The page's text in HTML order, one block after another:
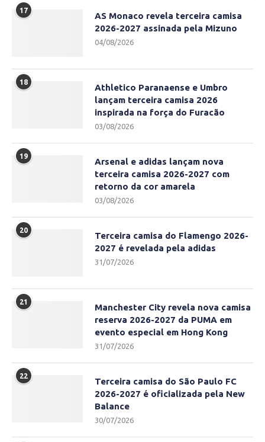
17
AS Monaco revela terceira camisa
2026-2027 assinada pela Mizuno
04/08/2026
18
Athletico Paranaense e Umbro
lançam terceira camisa 2026
inspirada na força do Furacão
03/08/2026
19
Arsenal e adidas lançam nova
terceira camisa 2026-2027 com
retorno da cor amarela
03/08/2026
20
Terceira camisa do Flamengo 2026-
2027 é revelada pela adidas
31/07/2026
21
Manchester City revela nova camisa
reserva 2026-2027 da PUMA em
evento especial em Hong Kong
31/07/2026
22
Terceira camisa do São Paulo FC
2026-2027 é oficializada pela New
Balance
30/07/2026